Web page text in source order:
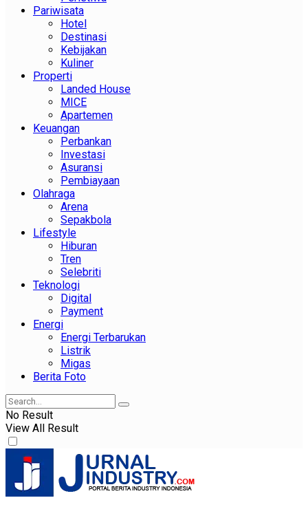
Pariwisata
Hotel
Destinasi
Kebijakan
Kuliner
Properti
Landed House
MICE
Apartemen
Keuangan
Perbankan
Investasi
Asuransi
Pembiayaan
Olahraga
Arena
Sepakbola
Lifestyle
Hiburan
Tren
Selebriti
Teknologi
Digital
Payment
Energi
Energi Terbarukan
Listrik
Migas
Berita Foto
No Result
View All Result